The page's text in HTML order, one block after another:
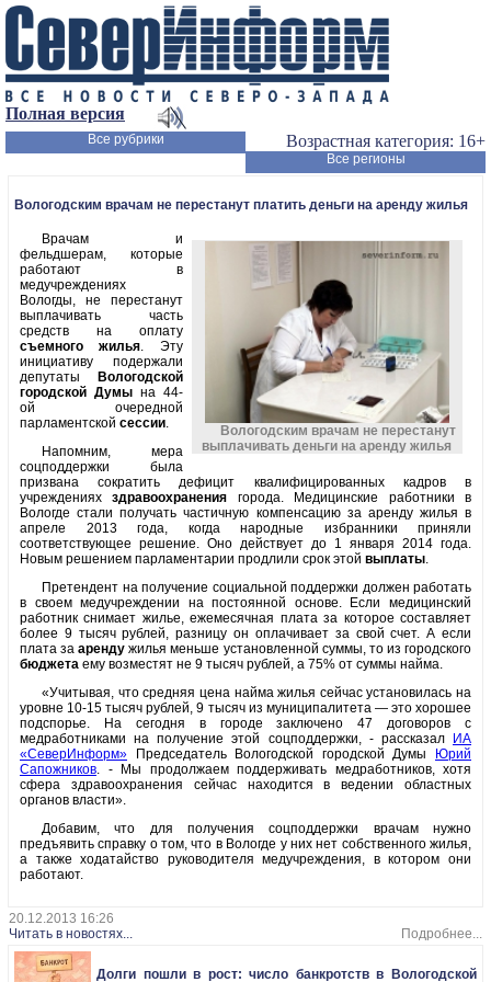
Полная версия
Возрастная категория: 16+
Все рубрики
Все регионы
Вологодским врачам не перестанут платить деньги на аренду жилья
Вологодским врачам не перестанут
выплачивать деньги на аренду жилья
Врачам и
фельдшерам, которые
работают в
медучреждениях
Вологды, не перестанут
выплачивать часть
средств на оплату
съемного жилья. Эту
инициативу подержали
депутаты
Вологодской
городской Думына 44-
ой очередной
парламентской сессии.
Напомним, мера
соцподдержки была
призвана сократить дефицит квалифицированных кадров в
учрежденияхздравоохранения города. Медицинские работники в
Вологде стали получать частичную компенсацию за аренду жилья в
апреле 2013 года, когда народные избранники приняли
соответствующее решение. Оно действует до 1 января 2014 года.
Новым решением парламентарии продлили срок этой выплаты.
Претендент на получение социальной поддержки должен работать
в своем медучреждении на постоянной основе. Если медицинский
работник снимает жилье, ежемесячная плата за которое составляет
более 9 тысяч рублей, разницу он оплачивает за свой счет. А если
плата заарендужилья меньше установленной суммы, то из городского
бюджета ему возместят не 9 тысяч рублей, а 75% от суммы найма.
«Учитывая, что средняя цена найма жилья сейчас установилась на
уровне 10-15 тысяч рублей, 9 тысяч из муниципалитета — это хорошее
подспорье. На сегодня в городе заключено 47 договоров с
медработниками на получение этой соцподдержки, - рассказал
ИА
«СеверИнформ» Председатель Вологодской городской Думы
Юрий
Сапожников. - Мы продолжаем поддерживать медработников, хотя
сфера здравоохранения сейчас находится в ведении областных
органов власти».
Добавим, что для получения соцподдержки врачам нужно
предъявить справку о том, что в Вологде у них нет собственного жилья,
а также ходатайство руководителя медучреждения, в котором они
работают.
20.12.2013 16:26
Читать в новостях...
Подробнее...
Долги пошли в рост: число банкротств в Вологодской